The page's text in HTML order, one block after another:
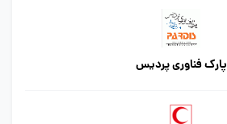
پارک فناوری پردیس